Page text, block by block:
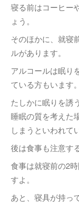
寝る前はコーヒー
ょう。
そのほかに、就寝
ルがあります。
アルコールは眠り
ている方もいます。
たしかに眠りを誘
睡眠の質を考えた
しまうといわれて
後は食事も注意す
食事は就寝前の2
すよ。
あと、寝具が持っ